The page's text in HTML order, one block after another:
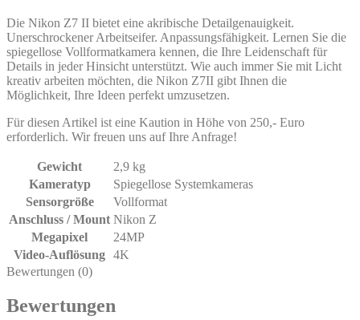
Die Nikon Z7 II bietet eine akribische Detailgenauigkeit.
Unerschrockener Arbeitseifer. Anpassungsfähigkeit. Lernen Sie die
spiegellose Vollformatkamera kennen, die Ihre Leidenschaft für
Details in jeder Hinsicht unterstützt. Wie auch immer Sie mit Licht
kreativ arbeiten möchten, die Nikon Z7II gibt Ihnen die
Möglichkeit, Ihre Ideen perfekt umzusetzen.
Für diesen Artikel ist eine Kaution in Höhe von 250,- Euro
erforderlich. Wir freuen uns auf Ihre Anfrage!
Gewicht
2,9 kg
Kameratyp
Spiegellose Systemkameras
Sensorgröße
Vollformat
Anschluss / Mount Nikon Z
Megapixel
24MP
Video-Auflösung 4K
Bewertungen (0)
Bewertungen